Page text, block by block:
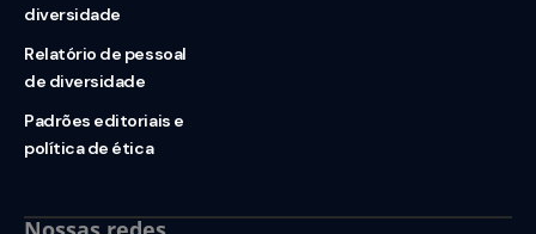
diversidade
Relatório de pessoal
de diversidade
Padrões editoriais e
política de ética